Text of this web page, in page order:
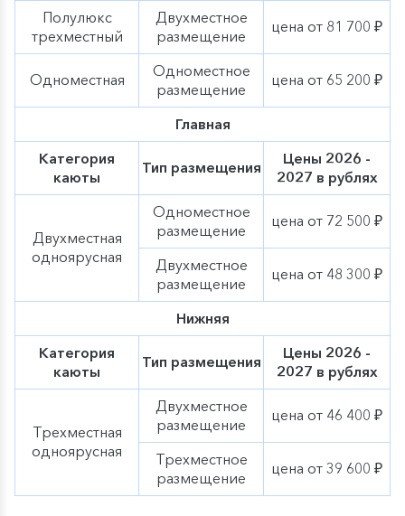
Полулюкс
трехместный
Двухместное
размещение
цена от 81 700 ₽
Одноместная
Одноместное
размещение
цена от 65 200 ₽
Главная
Категория
каюты
Тип размещения
Цены 2026 -
2027 в рублях
Двухместная
одноярусная
Одноместное
размещение
цена от 72 500 ₽
Двухместное
размещение
цена от 48 300 ₽
Нижняя
Категория
каюты
Тип размещения
Цены 2026 -
2027 в рублях
Трехместная
одноярусная
Двухместное
размещение
цена от 46 400 ₽
Трехместное
размещение
цена от 39 600 ₽